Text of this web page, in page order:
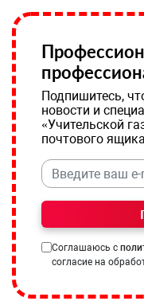
Подпишитесь,
новости и
«Учительской
почтового ящика
Соглашаюсь с
согласие на